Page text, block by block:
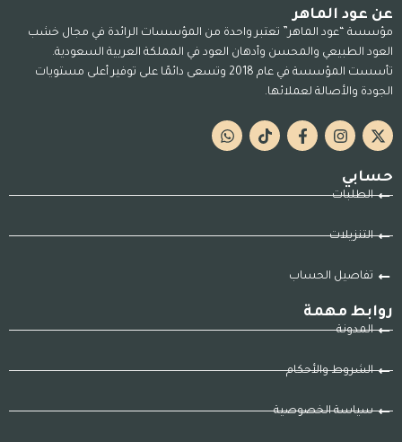
عن عود الماهر
مؤسسة “عود الماهر” تعتبر واحدة من المؤسسات الرائدة في مجال خشب
العود الطبيعي والمحسن وأدهان العود في المملكة العربية السعودية.
تأسست المؤسسة في عام 2018 وتسعى دائمًا على توفير أعلى مستويات
الجودة والأصالة لعملائها.
حسابي
الطلبات
التنزيلات
تفاصيل الحساب
روابط مهمة
المدونة
الشروط والأحكام
سياسة الخصوصية